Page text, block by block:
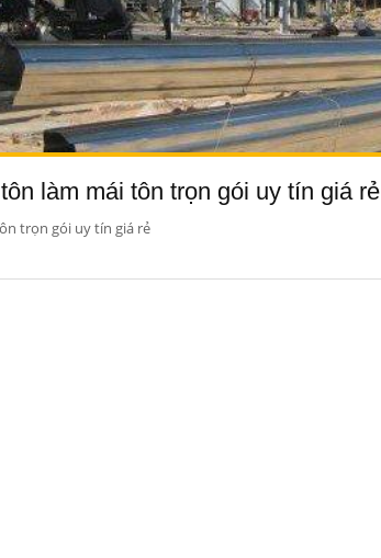
làm mái tôn trọn gói uy tín giá rẻ
trọn gói uy tín giá rẻ